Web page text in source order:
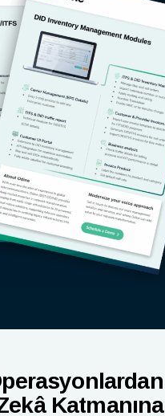
Katmanına